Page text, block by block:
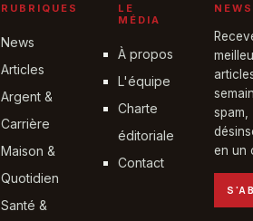
RUBRIQUES
News
Articles
Argent &
Carrière
Maison &
Quotidien
Santé &
LE
MÉDIA
À propos
L'équipe
Charte
éditoriale
Contact
spam,
en un